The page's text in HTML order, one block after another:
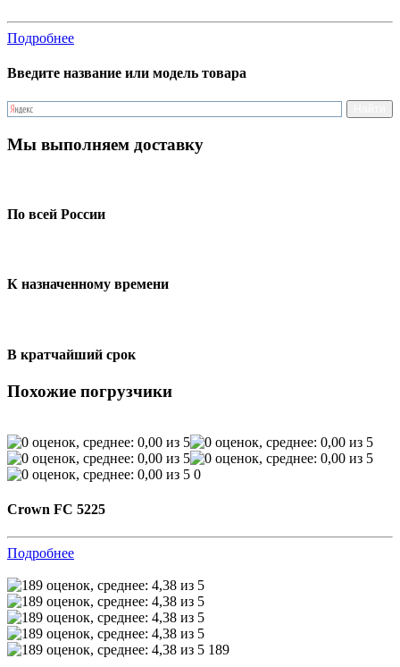
Подробнее
Введите название или модель товара
Мы выполняем доставку
По всей России
К назначенному времени
В кратчайший срок
Похожие погрузчики
0
Crown FC 5225
Подробнее
189